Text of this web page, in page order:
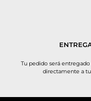
Tu pedido será
directamente a